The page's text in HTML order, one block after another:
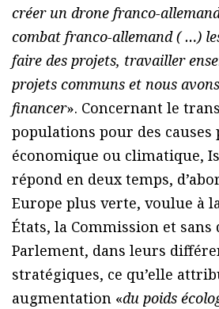
créer un drone franco-
combat franco-allemand ( …)
faire des projets, travailler
projets communs et nous
financer». Concernant le
populations pour des causes
économique ou climatique,
répond en deux temps,
Europe plus verte, voulue à
États, la Commission et sans
Parlement, dans leurs
stratégiques, ce qu’elle
augmentation «du poids